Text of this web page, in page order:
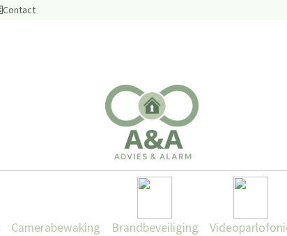
Contact
Camerabewaking Brandbeveiliging